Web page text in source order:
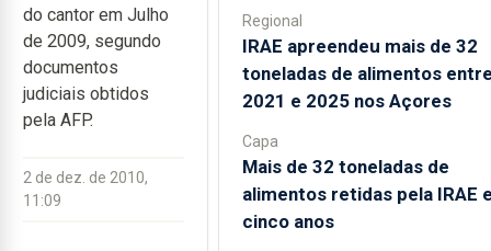
do cantor em Julho
de 2009, segundo
documentos
judiciais obtidos
pela AFP.
2 de dez. de 2010,
11:09
Regional
IRAE apreendeu mais de 32
toneladas de alimentos
2021 e 2025 nos Açores
Capa
Mais de 32 toneladas de
alimentos retidas pela IRAE
cinco anos